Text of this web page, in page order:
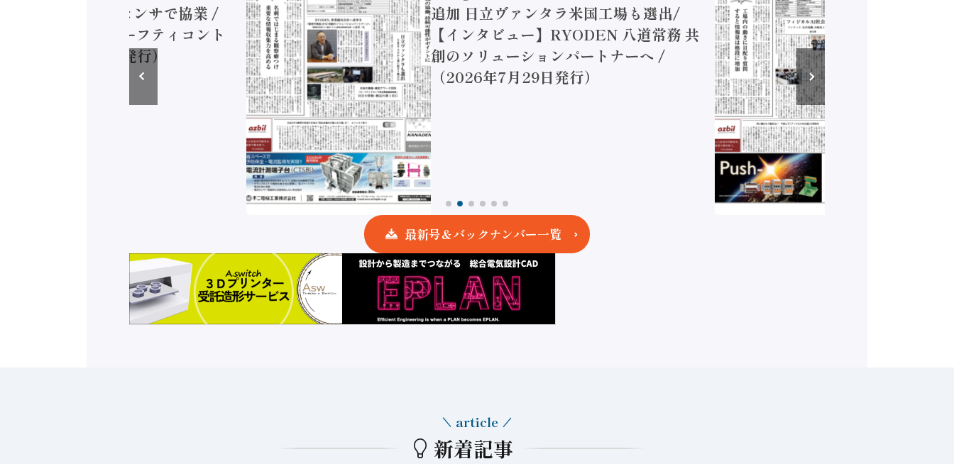
コン AIビジョンセンサで協業 /
安全に動かすセーフティコント
（2026年8月5日発行）
追加 日立ヴァンタラ米国工場も選出/
【インタビュー】RYODEN 八道常務 共
創のソリューションパートナーへ /
（2026年7月29日発行）
最新号＆バックナンバー一覧
新着記事
article